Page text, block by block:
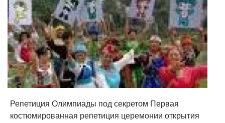
Репетиция Олимпиады под секретом Первая
костюмированная репетиция церемонии открытия